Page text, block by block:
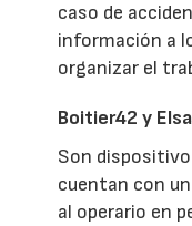
caso de
información a
organizar el
Boitier42 y
Son
cuentan con
al operario en